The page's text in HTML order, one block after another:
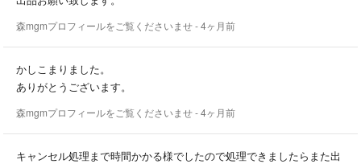
森mgmプロフィールをご覧くださいませ- 4ヶ月前
かしこまりました。
ありがとうございます。
森mgmプロフィールをご覧くださいませ- 4ヶ月前
キャンセル処理まで時間かかる様でしたので処理できましたらまた出